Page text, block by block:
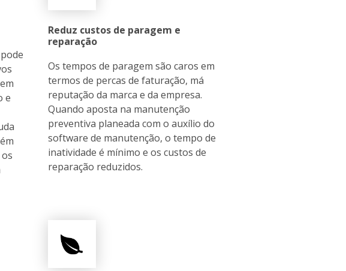
e
Reduz custos de paragem e
reparação
Os tempos de paragem são caros em
termos de percas de faturação, má
reputação da marca e da empresa.
Quando aposta na manutenção
preventiva planeada com o auxílio do
software de manutenção, o tempo de
inatividade é mínimo e os custos de
reparação reduzidos.